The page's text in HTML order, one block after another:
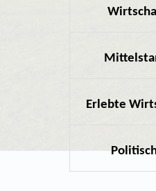
Erlebte